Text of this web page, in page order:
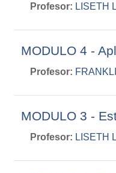
Profesor: LISETH
MODULO 4 -
Profesor:
MODULO 3 -
Profesor: LISETH